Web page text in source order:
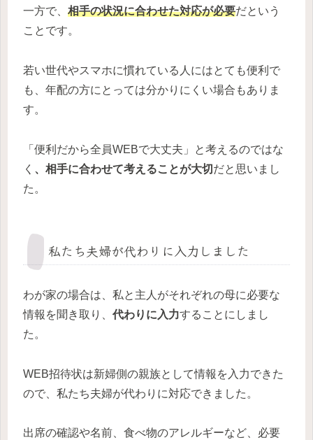
一方で、 相手の状況に合わせた対応が必要だという
ことです。
若い世代やスマホに慣れている人にはとても便利で
も、年配の方にとっては分かりにくい場合もありま
す。
「便利だから全員WEBで大丈夫」と考えるのではな
く 、相手に合わせて考えることが大切 だと思いまし
た。
私たち夫婦が代わりに入力しました
わが家の場合は、私と主人がそれぞれの母に必要な
情報を聞き取り、 代わりに入力することにしまし
た。
WEB招待状は新婦側の親族として情報を入力できた
ので、私たち夫婦が代わりに対応できました。
出席の確認や名前、食べ物のアレルギーなど、必要